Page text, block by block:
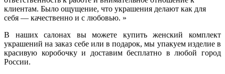
клиентам. Было ощущение, что украшения делают как для
себя — качественно и с любовью. »
В наших салонах вы можете купить женский комплект
украшений на заказ себе или в подарок, мы упакуем изделие в
красивую коробочку и доставим бесплатно в любой город
России.